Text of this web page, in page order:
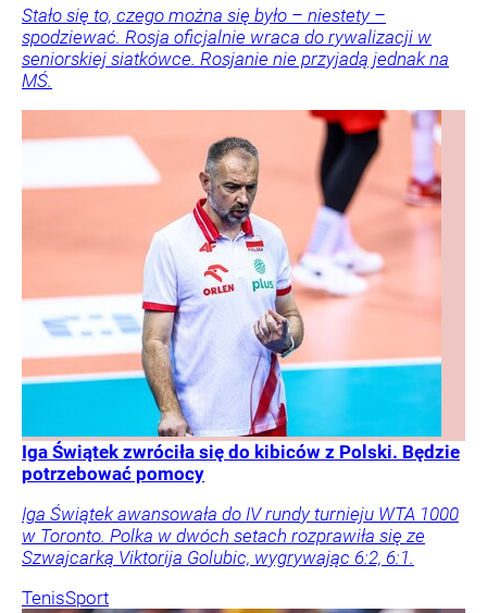
Stało się to, czego można się było – niestety –
spodziewać. Rosja oficjalnie wraca do rywalizacji w
seniorskiej siatkówce. Rosjanie nie przyjadą jednak na
MŚ.
Iga Świątek zwróciła się do kibiców z Polski. Będzie
potrzebować pomocy
Iga Świątek awansowała do IV rundy turnieju WTA 1000
w Toronto. Polka w dwóch setach rozprawiła się ze
Szwajcarką Viktorija Golubic, wygrywając 6:2, 6:1.
TenisSport